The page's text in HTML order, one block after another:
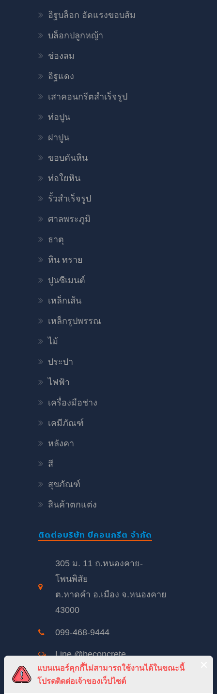
อิฐบล็อก อัดแรงขอบส้ม
บล็อกปลูกหญ้า
ช่องลม
อิฐแดง
เสาคอนกรีตสำเร็จรูป
ท่อปูน
ฝาปูน
ขอบคันหิน
ท่อใยหิน
รั้วสำเร็จรูป
ศาลพระภูมิ
ธาตุ
หิน ทราย
ปูนซีเมนต์
เหล็กเส้น
เหล็กรูปพรรณ
ไม้
ประปา
ไฟฟ้า
เครื่องมือช่าง
เคมีภัณฑ์
หลังคา
สี
สุขภัณฑ์
สินค้าตกแต่ง
ติดต่อบริษัท บีคอนกรีต จำกัด
305 ม. 11 ถ.หนองคาย-
โพนพิสัย
ต.หาดคำ อ.เมือง จ.หนองคาย
43000
099-468-9444
Line @beconcrete
beconcrete@hotmail.com
แบนเนอร์คุกกี้ไม่สามารถใช้งานได้ในขณะนี้
โปรดติดต่อเจ้าของเว็ปไซต์